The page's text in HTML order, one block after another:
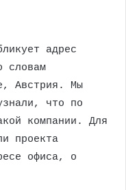
адрес
словам
Австрия. Мы
что по
компании. Для
проекта
офиса, о